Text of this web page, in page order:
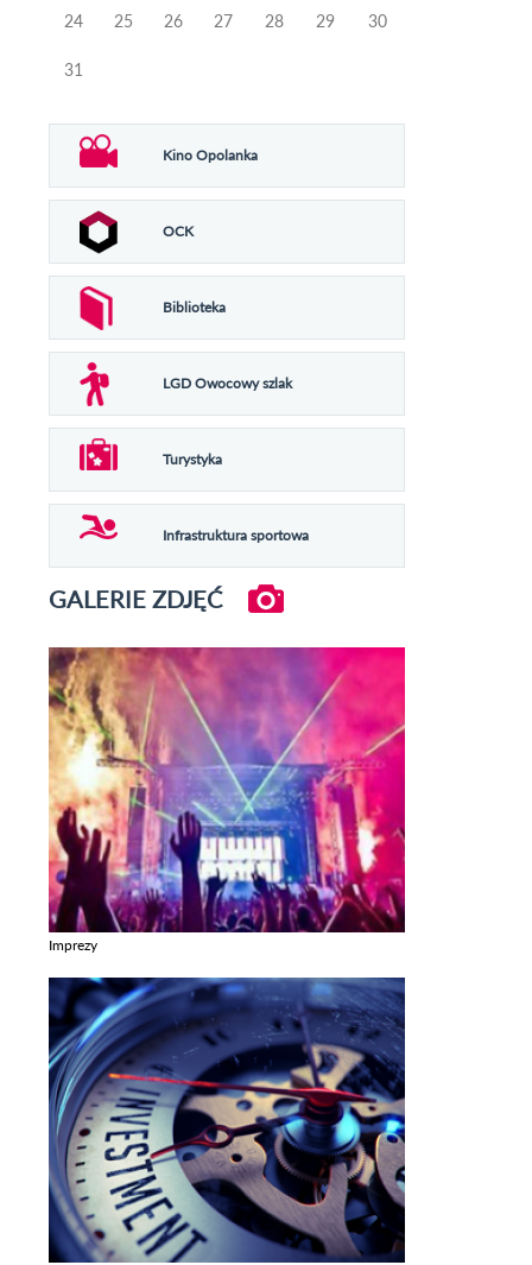
24 25 26 27 28 29 30
31
Kino Opolanka
OCK
Biblioteka
LGD Owocowy szlak
Turystyka
Infrastruktura sportowa
GALERIE ZDJĘĆ
Imprezy